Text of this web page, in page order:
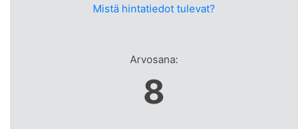
Mistä hintatiedot tulevat?
Arvosana:
8